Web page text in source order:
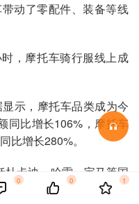
动了零配件、装备等线
，摩托车骑行服线上成
示，摩托车品类成为今
同比增长106%，摩托车
比增长280%。
杜卡迪、哈雷、宝马等国
合资品牌，春风动力、钱
0 0 1